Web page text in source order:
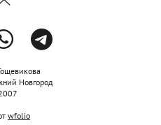
Новгород
wfolio